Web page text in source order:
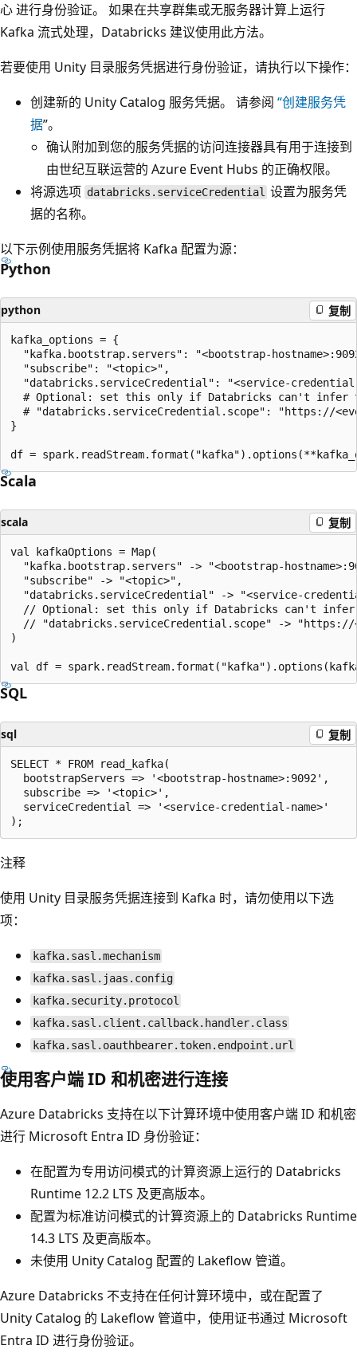
心 进行身份验证。 如果在共享群集或无服务器计算上运行
Kafka 流式处理，Databricks 建议使用此方法。
若要使用 Unity 目录服务凭据进行身份验证，请执行以下操作：
创建新的 Unity Catalog 服务凭据。 请参阅 “创建服务凭
据”。
确认附加到您的服务凭据的访问连接器具有用于连接到
由世纪互联运营的 Azure Event Hubs 的正确权限。
将源选项 databricks.serviceCredential 设置为服务凭
据的名称。
以下示例使用服务凭据将 Kafka 配置为源：
Python
python 复制
kafka_options = {
"kafka.bootstrap.servers": "<bootstrap-
  "subscribe": "<topic>",
"databricks.serviceCredential": "<service-
# Optional: set this only if Databricks can't infer
# "databricks.serviceCredential.scope": "https://
}
Scala
scala 复制
val kafkaOptions = Map(
"kafka.bootstrap.servers" -> "<bootstrap-
  "subscribe" -> "<topic>",
"databricks.serviceCredential" -> "<service-
// Optional: set this only if Databricks can't
// "databricks.serviceCredential.scope" ->
)
SQL
sql 复制
SELECT * FROM read_kafka(
  bootstrapServers => '<bootstrap-hostname>:9092',
  subscribe => '<topic>',
  serviceCredential => '<service-credential-name>'
注释
使用 Unity 目录服务凭据连接到 Kafka 时，请勿使用以下选
项：
kafka.sasl.mechanism
kafka.sasl.jaas.config
kafka.security.protocol
kafka.sasl.client.callback.handler.class
kafka.sasl.oauthbearer.token.endpoint.url
使用客户端 ID 和机密进行连接
Azure Databricks 支持在以下计算环境中使用客户端 ID 和机密
进行 Microsoft Entra ID 身份验证：
在配置为专用访问模式的计算资源上运行的 Databricks
Runtime 12.2 LTS 及更高版本。
配置为标准访问模式的计算资源上的 Databricks Runtime
14.3 LTS 及更高版本。
未使用 Unity Catalog 配置的 Lakeflow 管道。
Azure Databricks 不支持在任何计算环境中，或在配置了
Unity Catalog 的 Lakeflow 管道中，使用证书通过 Microsoft
Entra ID 进行身份验证。